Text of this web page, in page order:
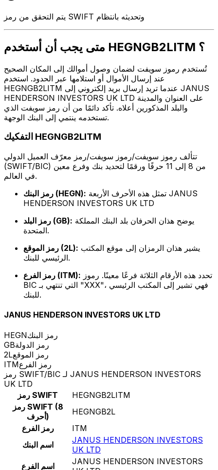
يتم التحقق من رمز SWIFT وتحديثه بانتظام
متى يجب أن أستخدم HEGNGB2LITM ؟
تُستخدم رموز سويفت لضمان وصول أموالك إلى المكان الصحيح
عند إرسال الأموال أو استلامها عبر الحدود. استخدم
HEGNGB2LITM عندما تريد إرسال بريد إلكتروني إلى JANUS
HENDERSON INVESTORS UK LTD على العنوان والمدينة
والبلد المذكورين أعلاه. تأكد دائمًا من أن رمز سويفت الذي
تستخدمه ينتمي إلى البنك الوجهة.
التفكيك HEGNGB2LITM
تتألف رموز سويفت/رموز سويفت/رمز معرّف العميل الدولي
(SWIFT/BIC) من 8 إلى 11 حرفًا ورقمًا لتحديد بنك وفرع معين
في العالم.
رمز البنك (HEGN):
HENDERSON INVESTORS UK LTD
رمز البلد (GB):
المتحدة.
رمز الموقع (2L):
الرئيسي للبنك.
رمز الفرع (ITM):
BIC التي تنتهي بـ "XXX"، فهي تشير إلى المكتب الرئيسي
للبنك.
JANUS HENDERSON INVESTORS UK LTD
HEGNرمز البنك
GBرمز الدولة
2Lرمز الموقع
ITMرمز الفرع
رمز SWIFT/BIC لـ JANUS HENDERSON INVESTORS
UK LTD
رمز SWIFT
HEGNGB2LITM
رمز SWIFT (8
أحرف)
HEGNGB2L
رمز الفرع
ITM
اسم البنك
JANUS HENDERSON INVESTORS
UK LTD
اسم الفرع
JANUS HENDERSON INVESTORS